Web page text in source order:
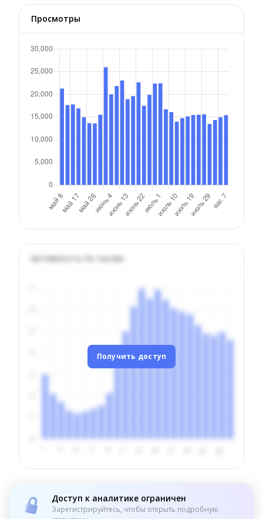
Просмотры
Активность по часам
Получить доступ
Доступ к аналитике ограничен
Зарегистрируйтесь, чтобы открыть подробную